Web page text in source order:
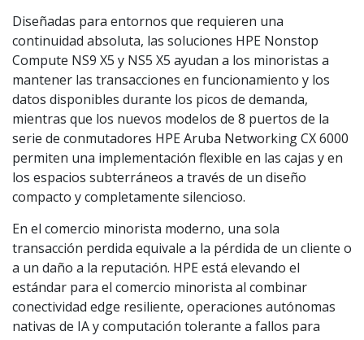
Diseñadas para entornos que requieren una
continuidad absoluta, las soluciones HPE Nonstop
Compute NS9 X5 y NS5 X5 ayudan a los minoristas a
mantener las transacciones en funcionamiento y los
datos disponibles durante los picos de demanda,
mientras que los nuevos modelos de 8 puertos de la
serie de conmutadores HPE Aruba Networking CX 6000
permiten una implementación flexible en las cajas y en
los espacios subterráneos a través de un diseño
compacto y completamente silencioso.
En el comercio minorista moderno, una sola
transacción perdida equivale a la pérdida de un cliente o
a un daño a la reputación. HPE está elevando el
estándar para el comercio minorista al combinar
conectividad edge resiliente, operaciones autónomas
nativas de IA y computación tolerante a fallos para